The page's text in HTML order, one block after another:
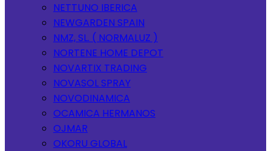
NETTUNO IBERICA
NEWGARDEN SPAIN
NMZ, SL. ( NORMALUZ )
NORTENE HOME DEPOT
NOVARTIX TRADING
NOVASOL SPRAY
NOVODINAMICA
OCAMICA HERMANOS
OJMAR
OKORU GLOBAL